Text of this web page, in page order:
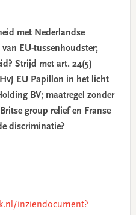
met Nederlandse
EU-tussenhoudster;
Strijd met art. 24(5)
EU Papillon in het licht
BV; maatregel zonder
group relief en Franse
discriminatie?
inziendocument?